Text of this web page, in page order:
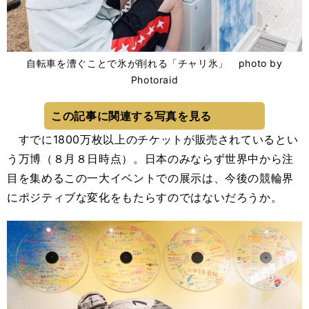
自転車を漕ぐことで氷が削れる「チャリ氷」 photo by
Photoraid
この記事に関連する写真を見る
すでに1800万枚以上のチケットが販売されているとい
う万博（８月８日時点）。日本のみならず世界中から注
目を集めるこの一大イベントでの展示は、今後の競輪界
にポジティブな変化をもたらすのではないだろうか。